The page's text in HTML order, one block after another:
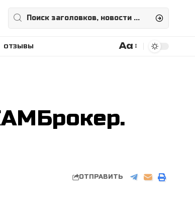
ОТЗЫВЫ
Размера
Aa
ОТПРАВИТЬ